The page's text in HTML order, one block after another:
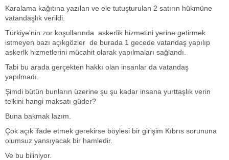
Karalama kağıtına yazılan ve ele tutuşturulan 2 satırın hükmüne
vatandaşlık verildi.
Türkiye'nin zor koşullarında askerlik hizmetini yerine getirmek
istmeyen bazı açıkgözler de burada 1 gecede vatandaş yapılıp
askerlk hizmetlerini mücahit olarak yapılmaları sağlandı.
Tabi bu arada gerçekten hakkı olan insanlar da vatandaş
yapılmadı.
Şimdi bütün bunların üzerine şu şu kadar insana yurttaşlık verin
telkini hangi maksatı güder?
Buna bakmak lazım.
Çok açık ifade etmek gerekirse böylesi bir girişim Kıbrıs sorununa
olumsuz yansıyacak bir hamledir.
Ve bu biliniyor.